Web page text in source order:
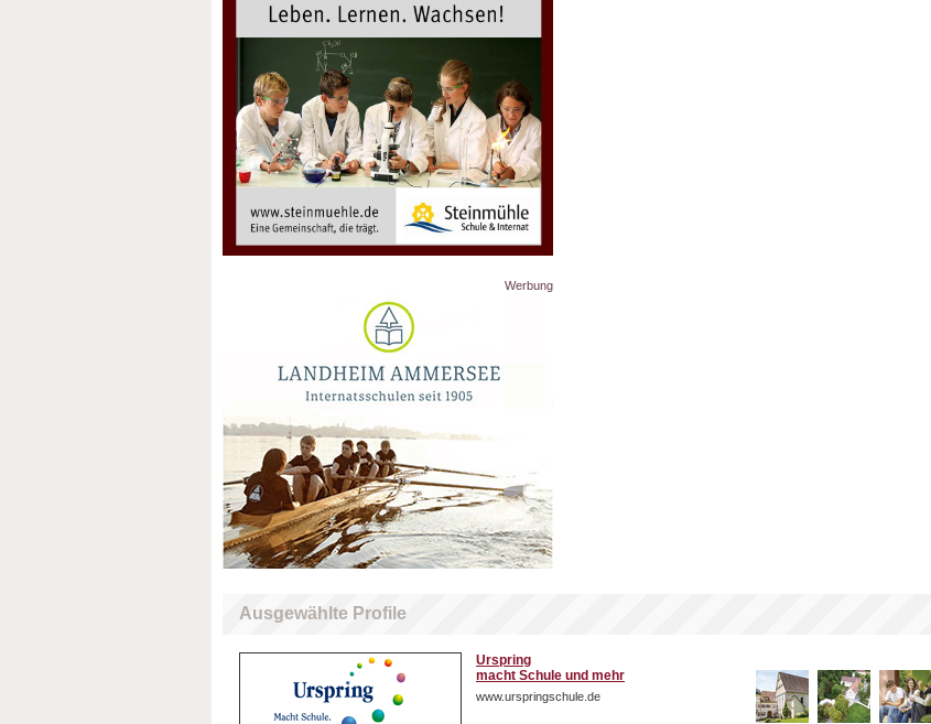
Werbung
Ausgewählte Profile
Urspring
macht Schule und mehr
www.urspringschule.de